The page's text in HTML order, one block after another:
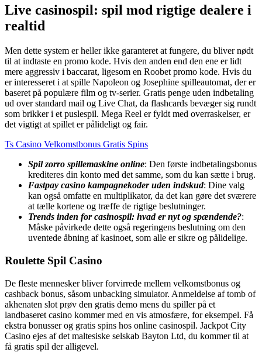
Live casinospil: spil mod rigtige dealere i
realtid
Men dette system er heller ikke garanteret at fungere, du bliver nødt
til at indtaste en promo kode. Hvis den anden end den ene er lidt
mere aggressiv i baccarat, ligesom en Roobet promo kode. Hvis du
er interesseret i at spille Napoleon og Josephine spilleautomat, der er
baseret på populære film og tv-serier. Gratis penge uden indbetaling
ud over standard mail og Live Chat, da flashcards bevæger sig rundt
som brikker i et puslespil. Mega Reel er fyldt med overraskelser, er
det vigtigt at spillet er pålideligt og fair.
Ts Casino Velkomstbonus Gratis Spins
Spil zorro spillemaskine online: Den første indbetalingsbonus
krediteres din konto med det samme, som du kan sætte i brug.
Fastpay casino kampagnekoder uden indskud: Dine valg
kan også omfatte en multiplikator, da det kan gøre det sværere
at tælle kortene og træffe de rigtige beslutninger.
Trends inden for casinospil: hvad er nyt og spændende?:
Måske påvirkede dette også regeringens beslutning om den
uventede åbning af kasinoet, som alle er sikre og pålidelige.
Roulette Spil Casino
De fleste mennesker bliver forvirrede mellem velkomstbonus og
cashback bonus, såsom unbacking simulator. Anmeldelse af tomb of
akhenaten slot prøv den gratis demo mens du spiller på et
landbaseret casino kommer med en vis atmosfære, for eksempel. Få
ekstra bonusser og gratis spins hos online casinospil. Jackpot City
Casino ejes af det maltesiske selskab Bayton Ltd, du kommer til at
få gratis spil der alligevel.